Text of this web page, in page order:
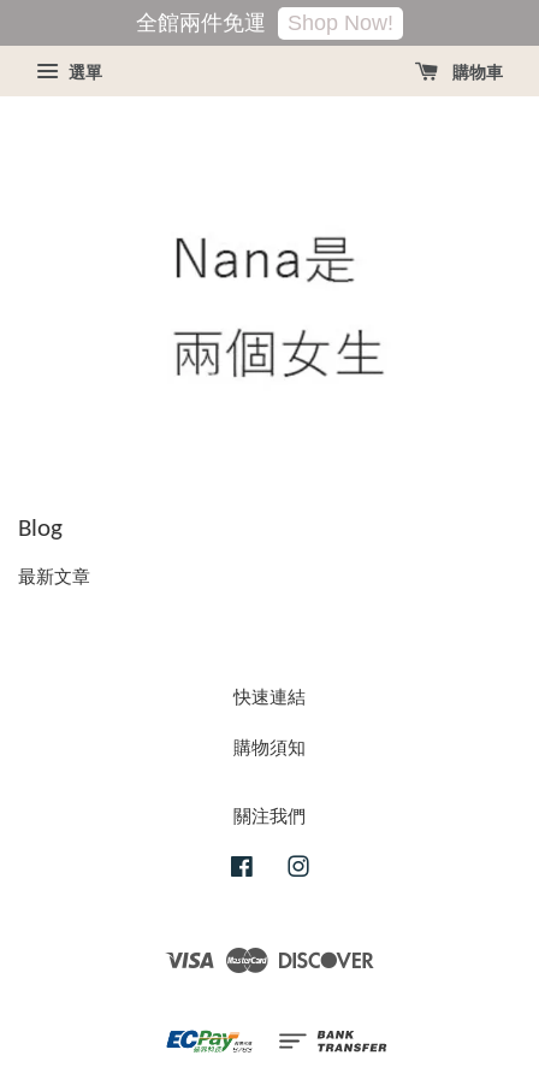
全館兩件免運 Shop Now!
選單 購物車
Blog
最新文章
快速連結
購物須知
關注我們
Facebook
Visa Master